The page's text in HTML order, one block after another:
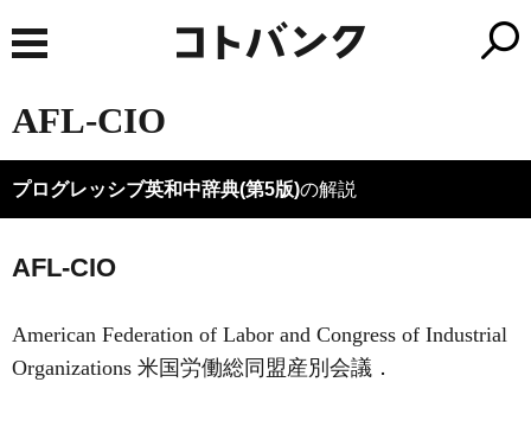
AFL-CIO
プログレッシブ英和中辞典(第5版)の解説
AFL-CIO
American Federation of Labor and Congress of Industrial
Organizations 米国労働総同盟産別会議 ．